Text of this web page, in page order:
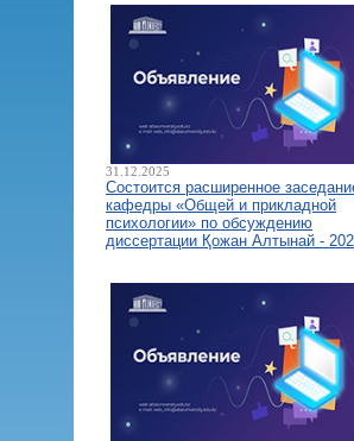
31.12.2025
Состоится расширенное
кафедры «Общей и прикладной
психологии» по обсуждению
диссертации Қожан Алтынай -